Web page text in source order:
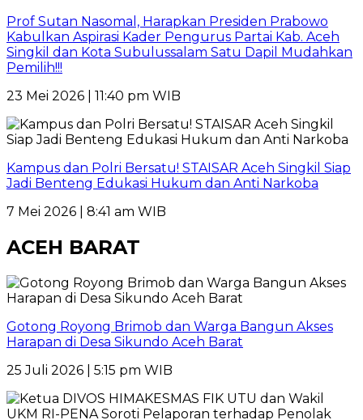
Prof Sutan Nasomal, Harapkan Presiden Prabowo
Kabulkan Aspirasi Kader Pengurus Partai Kab. Aceh
Singkil dan Kota Subulussalam Satu Dapil Mudahkan
Pemilih!!!
23 Mei 2026 | 11:40 pm WIB
Kampus dan Polri Bersatu! STAISAR Aceh Singkil Siap
Jadi Benteng Edukasi Hukum dan Anti Narkoba
7 Mei 2026 | 8:41 am WIB
ACEH BARAT
Gotong Royong Brimob dan Warga Bangun Akses
Harapan di Desa Sikundo Aceh Barat
25 Juli 2026 | 5:15 pm WIB